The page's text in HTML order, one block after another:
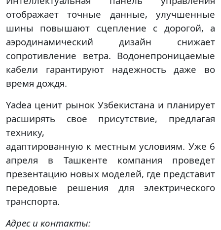
отображает точные данные, улучшенные
шины повышают сцепление с дорогой, а
аэродинамический дизайн снижает
сопротивление ветра. Водонепроницаемые
кабели гарантируют надежность даже во
время дождя.
Yadea ценит рынок Узбекистана и планирует
расширять свое присутствие, предлагая
технику,
адаптированную к местным условиям. Уже 6
апреля в Ташкенте компания проведет
презентацию новых моделей, где представит
передовые решения для электрического
транспорта.
Адрес и контакты: